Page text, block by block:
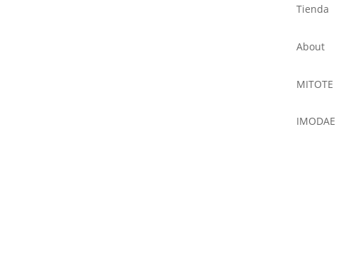
Tienda
About
MITOTE
IMODAE